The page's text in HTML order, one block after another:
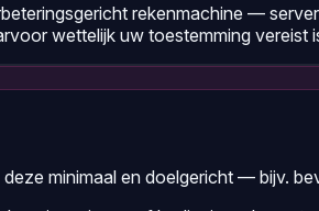
rekenmachine —
wettelijk uw toestemming vereist
minimaal en doelgericht — bijv.